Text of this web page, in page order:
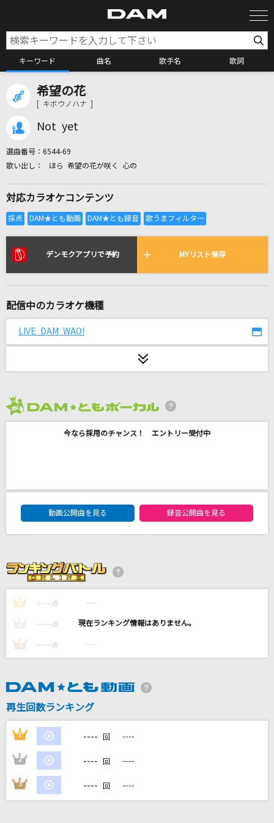
キーワード 曲名 歌手名 歌詞
全国りれき
リアルタイムで歌われている曲の一覧
樹)、乙狩アドニス(CV.羽多野渉)
[生音]夢一夜
川本真琴(川本真琴 feat.TIGER FAKE FUR)
chay
葡萄
Vivanz Eden
[生音]アイビー
Novelbright
Official髭男dism
[生音]タイミング～Timing～
[生音]Tomorrow never knows
Mr.Children
DAMの新曲・ランキングなど
希望の花
[ キボウノハナ ]
Not yet
選曲番号： 6544-69
ほら 希望の花が咲く 心の
対応カラオケコンテンツ
デンモクアプリで予約 MYリスト保存
配信中のカラオケ機種
LIVE DAM WAO!
今なら採用のチャンス！ エントリー受付中
DAM★ともボーカルエントリーランキング
動画公開曲を見る
録音公開曲を見る
1 ---- 点 ----
---- 点 ----
3 ---- 点 ----
再生回数ランキング
1 ---- 回 ----
2 ---- 回 ----
3 ---- 回 ----